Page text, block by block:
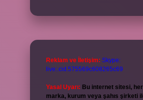
Reklam ve İletişim: Skype:
live:.cid.575569c608265c69
Yasal Uyarı: Bu internet sitesi,
marka, kurum veya şahıs şirketi